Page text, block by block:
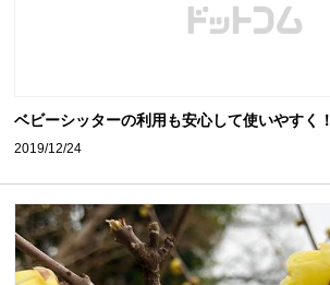
ベビーシッターの利用も安心して使いやすく！
2019/12/24